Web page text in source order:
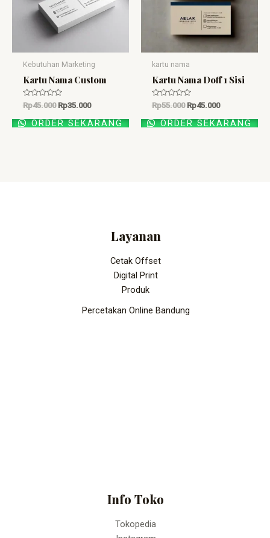
Kebutuhan Marketing
Kartu Nama Custom
Dinilai
0
dari
5
Rp45.000 Rp35.000
ORDER SEKARANG
kartu nama
Kartu Nama Doff 1 Sisi
Dinilai
0
dari
5
Rp55.000 Rp45.000
ORDER SEKARANG
Layanan
Cetak Offset
Digital Print
Produk
Percetakan Online Bandung
Info Toko
Tokopedia